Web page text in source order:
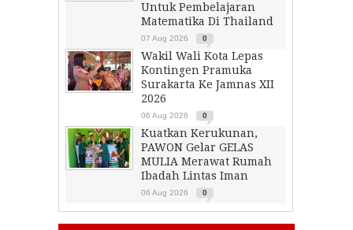
Untuk Pembelajaran
Matematika Di Thailand
07 Aug 2026 0
Wakil Wali Kota Lepas
Kontingen Pramuka
Surakarta Ke Jamnas XII
2026
06 Aug 2026 0
Kuatkan Kerukunan,
PAWON Gelar GELAS
MULIA Merawat Rumah
Ibadah Lintas Iman
06 Aug 2026 0